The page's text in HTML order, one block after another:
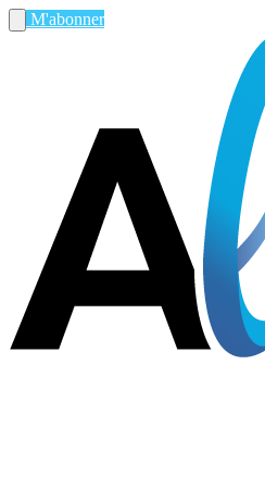
M'abonner